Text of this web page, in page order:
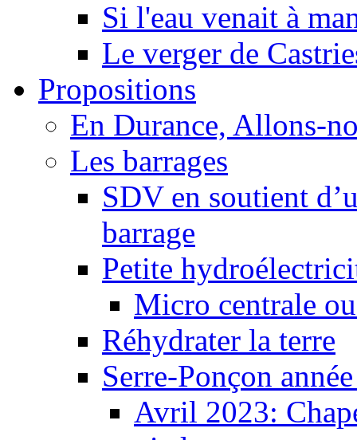
Si l'eau venait à
Le verger de
Propositions
En Durance, Allons-
Les barrages
SDV en soutient
barrage
Petite
Micro centrale
Réhydrater la terre
Serre-Ponçon
Avril 2023: